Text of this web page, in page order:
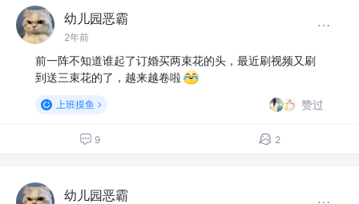
幼儿园恶霸
2年前
前一阵不知道谁起了订婚买两束花的头，最近刷视频又刷
到送三束花的了，越来越卷啦
上班摸鱼 赞过
9 2
幼儿园恶霸